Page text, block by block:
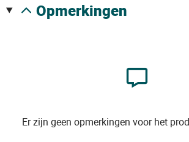
opmerkingen
Er zijn geen opmerkingen voor het